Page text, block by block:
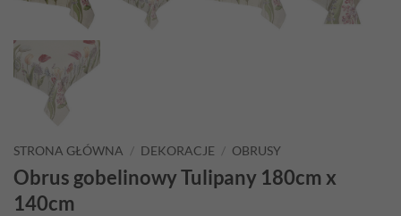
STRONA GŁÓWNA / DEKORACJE / OBRUSY
Obrus gobelinowy Tulipany 180cm x
140cm